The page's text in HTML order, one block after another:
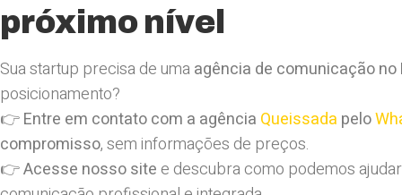
próximo nível
Sua startup precisa de umaagência de comunicação no
posicionamento?
👉Entre em contato com a agência Queissada pelo
compromisso, sem informações de preços.
👉Acesse nosso sitee descubra como podemos